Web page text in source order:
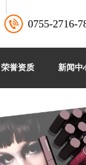
0755-2716-
荣誉资质 新闻中